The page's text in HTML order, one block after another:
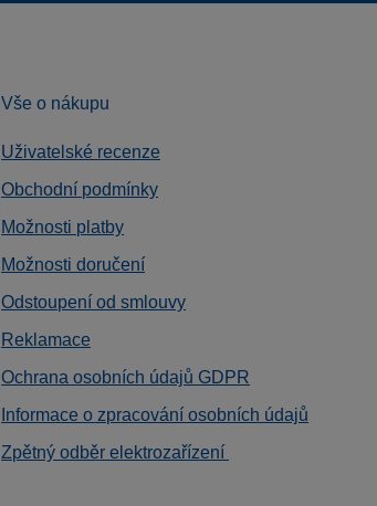
Vše o nákupu
Uživatelské recenze
Obchodní podmínky
Možnosti platby
Možnosti doručení
Odstoupení od smlouvy
Reklamace
Ochrana osobních údajů GDPR
Informace o zpracování osobních údajů
Zpětný odběr elektrozařízení